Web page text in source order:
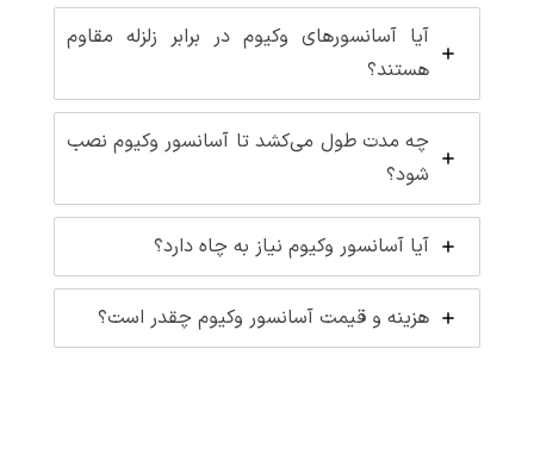
آیا آسانسورهای وکیوم در برابر زلزله مقاوم
هستند؟
چه مدت طول می‌کشد تا آسانسور وکیوم نصب
شود؟
آیا آسانسور وکیوم نیاز به چاه دارد؟
هزینه و قیمت آسانسور وکیوم چقدر است؟